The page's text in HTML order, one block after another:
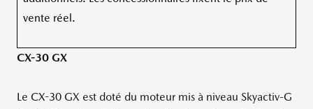
vente réel.
CX-30 GX
Le CX-30 GX est doté du moteur mis à niveau Skyactiv-G